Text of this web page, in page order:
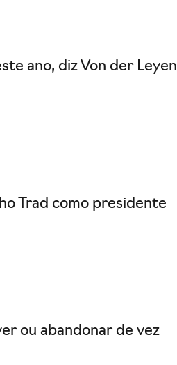
ano, diz Von der Leyen
Trad como presidente
ou abandonar de vez